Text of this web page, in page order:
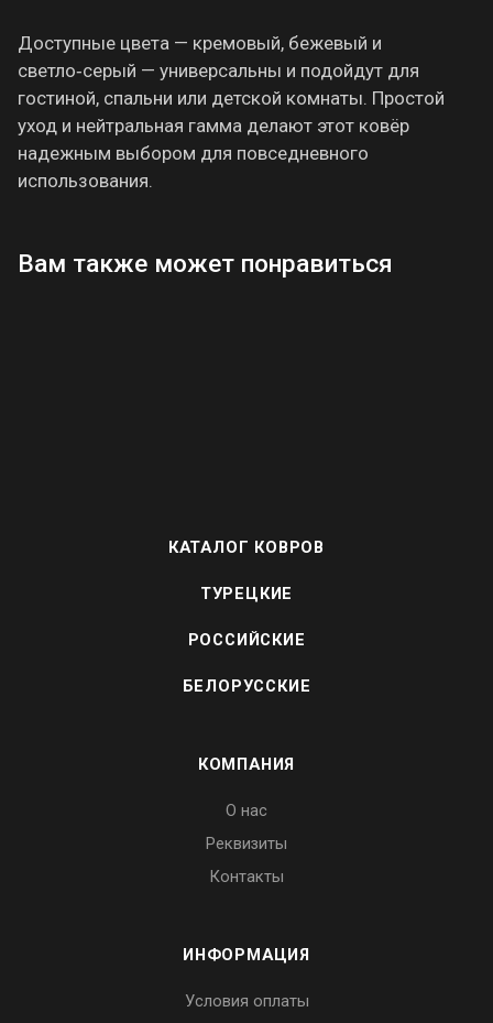
Доступные цвета — кремовый, бежевый и
светло‑серый — универсальны и подойдут для
гостиной, спальни или детской комнаты. Простой
уход и нейтральная гамма делают этот ковёр
надежным выбором для повседневного
использования.
Вам также может понравиться
КАТАЛОГ КОВРОВ
ТУРЕЦКИЕ
РОССИЙСКИЕ
БЕЛОРУССКИЕ
КОМПАНИЯ
О нас
Реквизиты
Контакты
ИНФОРМАЦИЯ
Условия оплаты